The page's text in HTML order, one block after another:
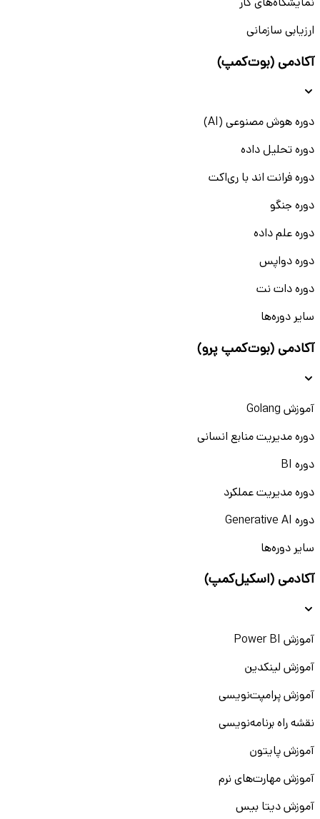
نمایشگاه‌های کار
ارزیابی سازمانی
آکادمی (بوت‌کمپ)
دوره هوش مصنوعی (AI)
دوره تحلیل داده
دوره فرانت اند با ری‌اکت
دوره جنگو
دوره علم داده
دوره دواپس
دوره دات نت
سایر دوره‌ها
آکادمی (بوت‌کمپ پرو)
آموزش Golang
دوره مدیریت منابع انسانی
دوره BI
دوره مدیریت عملکرد
دوره Generative AI
سایر دوره‌ها
آکادمی (اسکیل‌کمپ)
آموزش Power BI
آموزش لینکدین
آموزش پرامپت‌نویسی
نقشه راه برنامه‌نویسی
آموزش پایتون
آموزش مهارت‌های نرم
آموزش دیتا بیس